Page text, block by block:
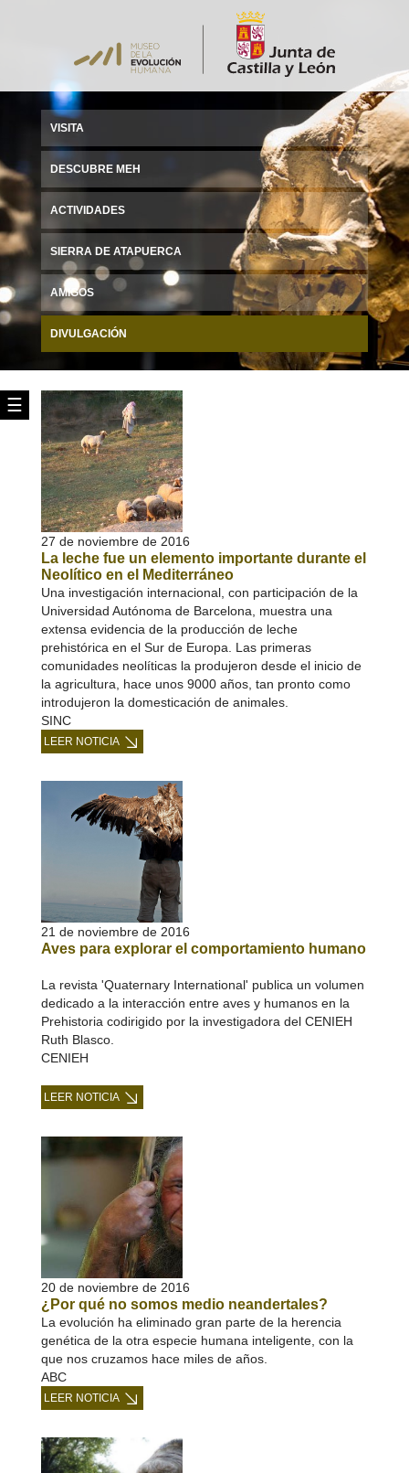
☰
VISITA
DESCUBRE MEH
ACTIVIDADES
SIERRA DE ATAPUERCA
AMIGOS
DIVULGACIÓN
27 de noviembre de 2016
La leche fue un elemento importante durante el
Neolítico en el Mediterráneo
Una investigación internacional, con participación de la
Universidad Autónoma de Barcelona, muestra una
extensa evidencia de la producción de leche
prehistórica en el Sur de Europa. Las primeras
comunidades neolíticas la produjeron desde el inicio de
la agricultura, hace unos 9000 años, tan pronto como
introdujeron la domesticación de animales.
SINC
LEER NOTICIA
21 de noviembre de 2016
Aves para explorar el comportamiento humano
La revista 'Quaternary International' publica un volumen
dedicado a la interacción entre aves y humanos en la
Prehistoria codirigido por la investigadora del CENIEH
Ruth Blasco.
CENIEH
LEER NOTICIA
20 de noviembre de 2016
¿Por qué no somos medio neandertales?
La evolución ha eliminado gran parte de la herencia
genética de la otra especie humana inteligente, con la
que nos cruzamos hace miles de años.
ABC
LEER NOTICIA